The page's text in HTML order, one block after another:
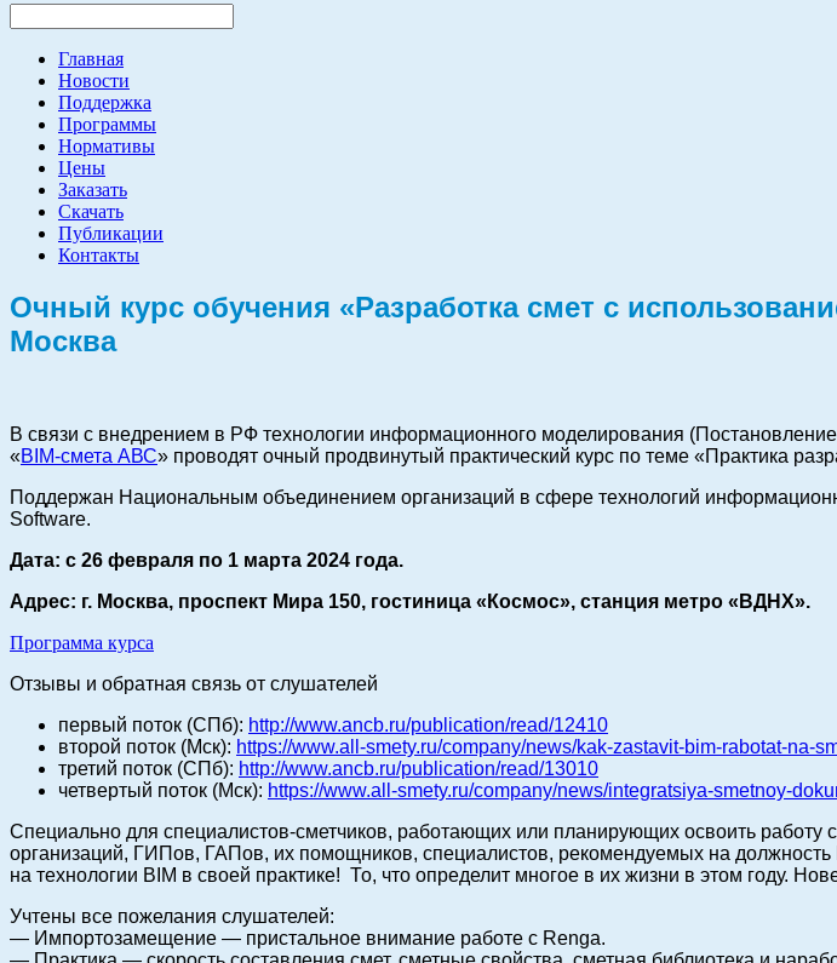
Главная
Новости
Поддержка
Программы
Нормативы
Цены
Заказать
Скачать
Публикации
Контакты
Очный курс обучения «Разработка смет с
Москва
В связи с внедрением в РФ технологии информационного моделирования
«BIM-смета АВС» проводят очный продвинутый практический курс по теме «Практика
Поддержан Национальным объединением организаций в сфере технологий
Software.
Дата: с 26 февраля по 1 марта 2024 года.
Адрес: г. Москва, проспект Мира 150, гостиница «Космос», станция метро «ВДНХ».
Программа курса
Отзывы и обратная связь от слушателей
первый поток (СПб): http://www.ancb.ru/publication/read/12410
второй поток (Мск): https://www.all-smety.ru/company/news/kak-zastavit-bim-rabotat-na-
третий поток (СПб): http://www.ancb.ru/publication/read/13010
четвертый поток (Мск): https://www.all-smety.ru/company/news/integratsiya-smetnoy-
Специально для специалистов-сметчиков, работающих или планирующих освоить работу
организаций, ГИПов, ГАПов, их помощников, специалистов, рекомендуемых на
на технологии BIM в своей практике! То, что определит многое в их жизни в этом году.
Учтены все пожелания слушателей:
— Импортозамещение — пристальное внимание работе с Renga.